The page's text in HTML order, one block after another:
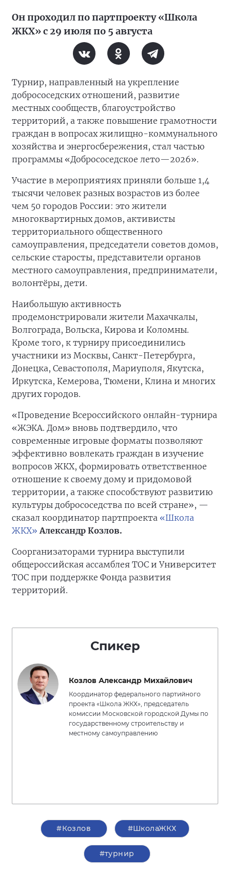
Он проходил по партпроекту «Школа
ЖКХ» с 29 июля по 5 августа
Турнир, направленный на укрепление
добрососедских отношений, развитие
местных сообществ, благоустройство
территорий, а также повышение грамотности
граждан в вопросах жилищно-коммунального
хозяйства и энергосбережения, стал частью
программы «Добрососедское лето—2026».
Участие в мероприятиях приняли больше 1,4
тысячи человек разных возрастов из более
чем 50 городов России: это жители
многоквартирных домов, активисты
территориального общественного
самоуправления, председатели советов домов,
сельские старосты, представители органов
местного самоуправления, предприниматели,
волонтёры, дети.
Наибольшую активность
продемонстрировали жители Махачкалы,
Волгограда, Вольска, Кирова и Коломны.
Кроме того, к турниру присоединились
участники из Москвы, Санкт-Петербурга,
Донецка, Севастополя, Мариуполя, Якутска,
Иркутска, Кемерова, Тюмени, Клина и многих
других городов.
«Проведение Всероссийского онлайн-турнира
«ЖЭКА. Дом» вновь подтвердило, что
современные игровые форматы позволяют
эффективно вовлекать граждан в изучение
вопросов ЖКХ, формировать ответственное
отношение к своему дому и придомовой
территории, а также способствуют развитию
культуры добрососедства по всей стране», —
сказал координатор партпроекта «Школа
ЖКХ» Александр Козлов.
Соорганизаторами турнира выступили
общероссийская ассамблея ТОС и Университет
ТОС при поддержке Фонда развития
территорий.
Спикер
Козлов Александр Михайлович
Координатор федерального партийного
проекта «Школа ЖКХ», председатель
комиссии Московской городской Думы по
государственному строительству и
местному самоуправлению
#Козлов #ШколаЖКХ
#турнир